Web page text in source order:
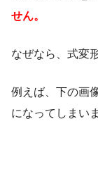
せん。
なぜなら、式変
例えば、下の画
になってしまい